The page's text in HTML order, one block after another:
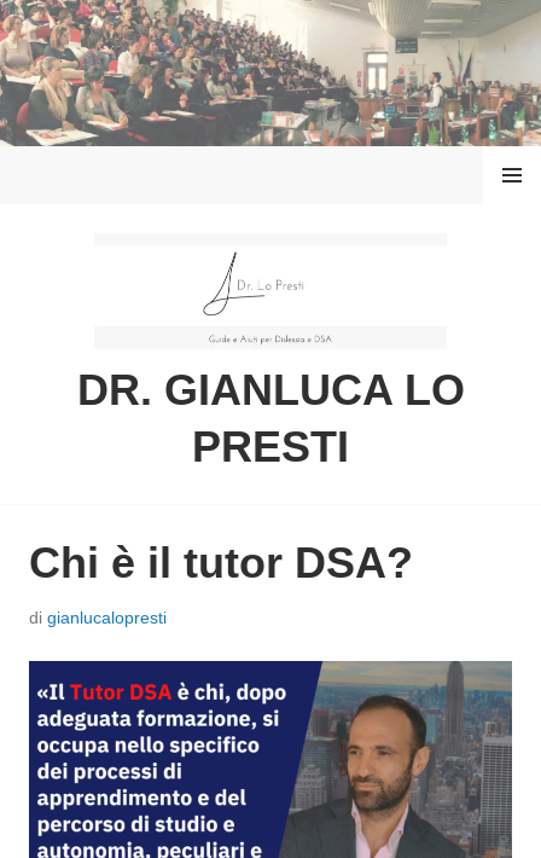
Vai
al
contenuto
DR. GIANLUCA LO
PRESTI
MENU
Chi è il tutor DSA?
P
o
di gianlucalopresti